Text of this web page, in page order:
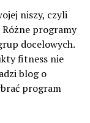
niszy, czyli
Różne programy
docelowych.
fitness nie
blog o
program